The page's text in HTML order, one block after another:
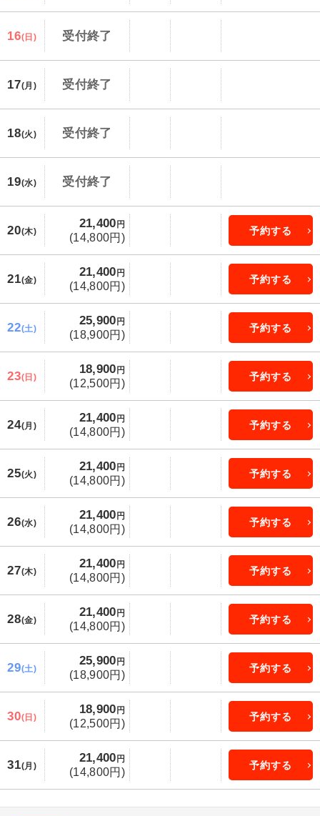
16(日) 受付終了
17(月) 受付終了
18(火) 受付終了
19(水) 受付終了
20(木)
21,400 円
(14,800円)
予約する
21(金)
21,400 円
(14,800円)
予約する
22(土)
25,900 円
(18,900円)
予約する
23(日)
18,900 円
(12,500円)
予約する
24(月)
21,400 円
(14,800円)
予約する
25(火)
21,400 円
(14,800円)
予約する
26(水)
21,400 円
(14,800円)
予約する
27(木)
21,400 円
(14,800円)
予約する
28(金)
21,400 円
(14,800円)
予約する
29(土)
25,900 円
(18,900円)
予約する
30(日)
18,900 円
(12,500円)
予約する
31(月)
21,400 円
(14,800円)
予約する